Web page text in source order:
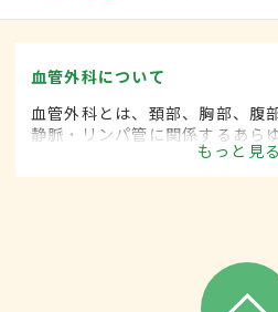
血管外科について
血管外科とは、頚部、胸部、腹
静脈・リンパ管に関係するあら
的な方法によって治療する外科
り専門としています。
もっと見る